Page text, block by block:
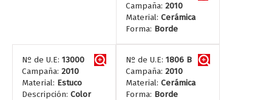
Campaña: 2010
Material: Cerámica
Forma: Borde
Nº de U.E: 13000
Campaña: 2010
Material: Estuco
Descripción: Color
Nº de U.E: 1806 B
Campaña: 2010
Material: Cerámica
Forma: Borde